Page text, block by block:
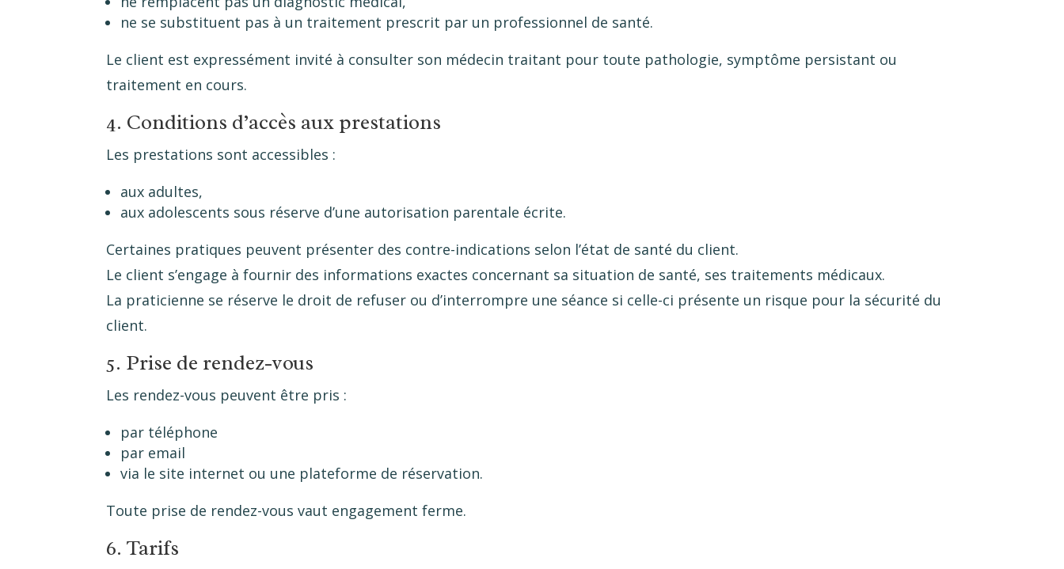
ne se substituent pas à un traitement prescrit par un professionnel de santé.
Le client est expressément invité à consulter son médecin traitant pour toute pathologie, symptôme persistant ou
traitement en cours.
4. Conditions d’accès aux prestations
Les prestations sont accessibles :
aux adultes,
aux adolescents sous réserve d’une autorisation parentale écrite.
Certaines pratiques peuvent présenter des contre-indications selon l’état de santé du client.
Le client s’engage à fournir des informations exactes concernant sa situation de santé, ses traitements médicaux.
La praticienne se réserve le droit de refuser ou d’interrompre une séance si celle-ci présente un risque pour la sécurité du
client.
5. Prise de rendez-vous
Les rendez-vous peuvent être pris :
par téléphone
par email
via le site internet ou une plateforme de réservation.
Toute prise de rendez-vous vaut engagement ferme.
6. Tarifs